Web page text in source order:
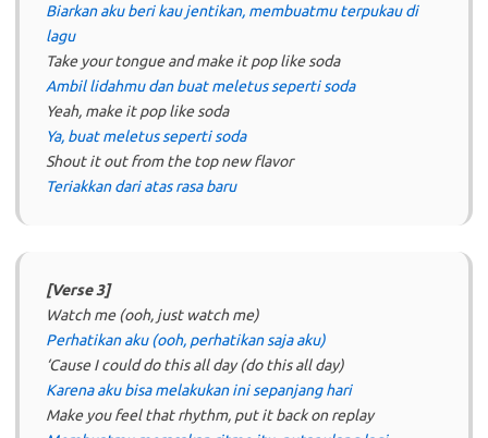
Biarkan aku beri kau jentikan, membuatmu terpukau di
lagu
Take your tongue and make it pop like soda
Ambil lidahmu dan buat meletus seperti soda
Yeah, make it pop like soda
Ya, buat meletus seperti soda
Shout it out from the top new flavor
Teriakkan dari atas rasa baru
[Verse 3]
Watch me (ooh, just watch me)
Perhatikan aku (ooh, perhatikan saja aku)
‘Cause I could do this all day (do this all day)
Karena aku bisa melakukan ini sepanjang hari
Make you feel that rhythm, put it back on replay